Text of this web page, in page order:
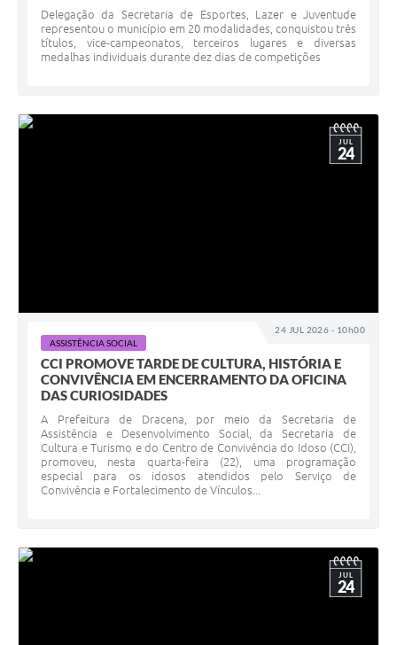
Delegação da Secretaria de Esportes, Lazer e Juventude
representou o município em 20 modalidades, conquistou três
títulos, vice-campeonatos, terceiros lugares e diversas
medalhas individuais durante dez dias de competições
24 JUL 2026 - 10h00
JUL
24
ASSISTÊNCIA SOCIAL
CCI PROMOVE TARDE DE CULTURA, HISTÓRIA E
CONVIVÊNCIA EM ENCERRAMENTO DA OFICINA
DAS CURIOSIDADES
A Prefeitura de Dracena, por meio da Secretaria de
Assistência e Desenvolvimento Social, da Secretaria de
Cultura e Turismo e do Centro de Convivência do Idoso (CCI),
promoveu, nesta quarta-feira (22), uma programação
especial para os idosos atendidos pelo Serviço de
Convivência e Fortalecimento de Vínculos...
JUL
24